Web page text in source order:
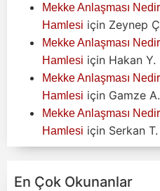
Mekke Anlaşması
Hamlesi için Zeynep
Mekke Anlaşması
Hamlesi için Hakan Y.
Mekke Anlaşması
Hamlesi için Gamze A.
Mekke Anlaşması
Hamlesi için Serkan T.
En Çok Okunanlar